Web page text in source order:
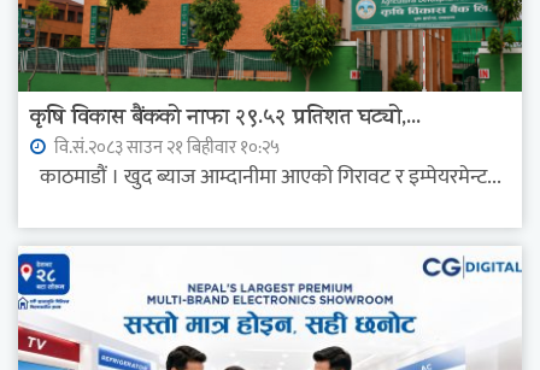
कृषि विकास बैंकको नाफा २९.५२ प्रतिशत घट्यो,...
वि.सं.२०८३ साउन २१ बिहीवार १०:२५
काठमाडौं । खुद ब्याज आम्दानीमा आएको गिरावट र इम्पेयरमेन्ट...